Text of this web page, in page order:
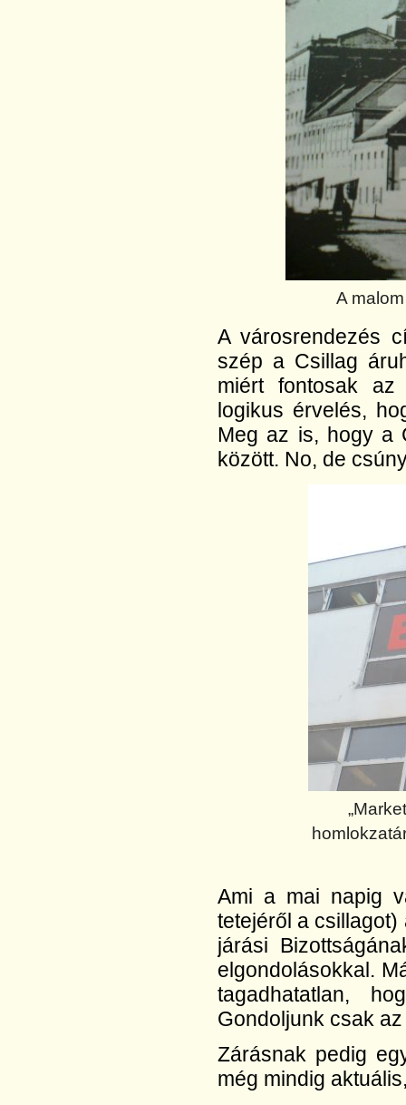
A
A városrendezés
szép a Csillag
miért fontosak az
logikus érvelés,
Meg az is, hogy a
között. No, de
Ami a mai napig
tetejéről a
járási
elgondolásokkal.
tagadhatatlan,
Gondoljunk csak
Zárásnak pedig
még mindig